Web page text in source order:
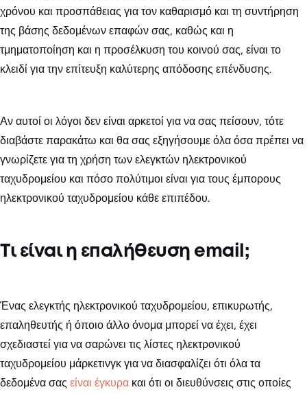
χρόνου και προσπάθειας για τον καθαρισμό και τη συντήρηση
της βάσης δεδομένων επαφών σας, καθώς και η
τμηματοποίηση και η προσέλκυση του κοινού σας, είναι το
κλειδί για την επίτευξη καλύτερης απόδοσης επένδυσης.
Αν αυτοί οι λόγοι δεν είναι αρκετοί για να σας πείσουν, τότε
διαβάστε παρακάτω και θα σας εξηγήσουμε όλα όσα πρέπει να
γνωρίζετε για τη χρήση των ελεγκτών ηλεκτρονικού
ταχυδρομείου και πόσο πολύτιμοι είναι για τους έμπορους
ηλεκτρονικού ταχυδρομείου κάθε επιπέδου.
Τι είναι η επαλήθευση email;
Ένας ελεγκτής ηλεκτρονικού ταχυδρομείου, επικυρωτής,
επαληθευτής ή όποιο άλλο όνομα μπορεί να έχει, έχει
σχεδιαστεί για να σαρώνει τις λίστες ηλεκτρονικού
ταχυδρομείου μάρκετινγκ για να διασφαλίζει ότι όλα τα
δεδομένα σας είναι έγκυρα και ότι οι διευθύνσεις στις οποίες